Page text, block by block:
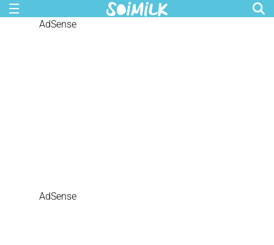
AdSense
AdSense